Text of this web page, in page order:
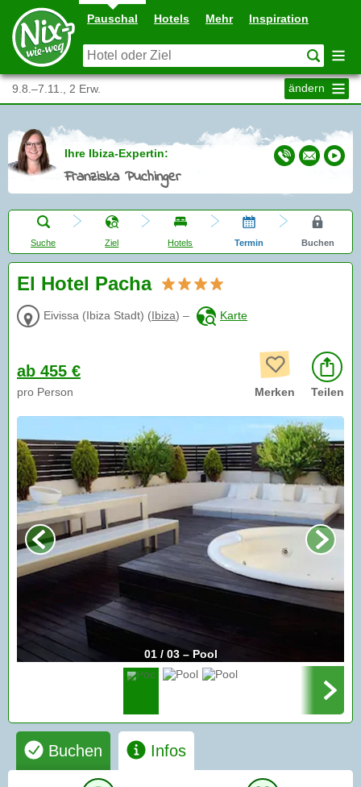
Pauschal Hotels Mehr Inspiration
9.8.–7.11., 2 Erw. ändern
Ihre Ibiza-Expertin:
Franziska Puchinger
Suche Ziel Hotels Termin Buchen
El Hotel Pacha
Eivissa (Ibiza Stadt) (Ibiza) – Karte
ab 455 €
pro Person Merken Teilen
01 / 03 – Pool
Buchen Infos